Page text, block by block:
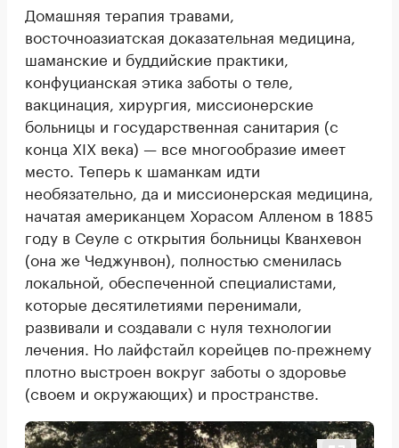
Домашняя терапия травами,
восточноазиатская доказательная медицина,
шаманские и буддийские практики,
конфуцианская этика заботы о теле,
вакцинация, хирургия, миссионерские
больницы и государственная санитария (с
конца XIX века) — все многообразие имеет
место. Теперь к шаманкам идти
необязательно, да и миссионерская медицина,
начатая американцем Хорасом Алленом в 1885
году в Сеуле с открытия больницы Кванхевон
(она же Чеджунвон), полностью сменилась
локальной, обеспеченной специалистами,
которые десятилетиями перенимали,
развивали и создавали с нуля технологии
лечения. Но лайфстайл корейцев по-прежнему
плотно выстроен вокруг заботы о здоровье
(своем и окружающих) и пространстве.